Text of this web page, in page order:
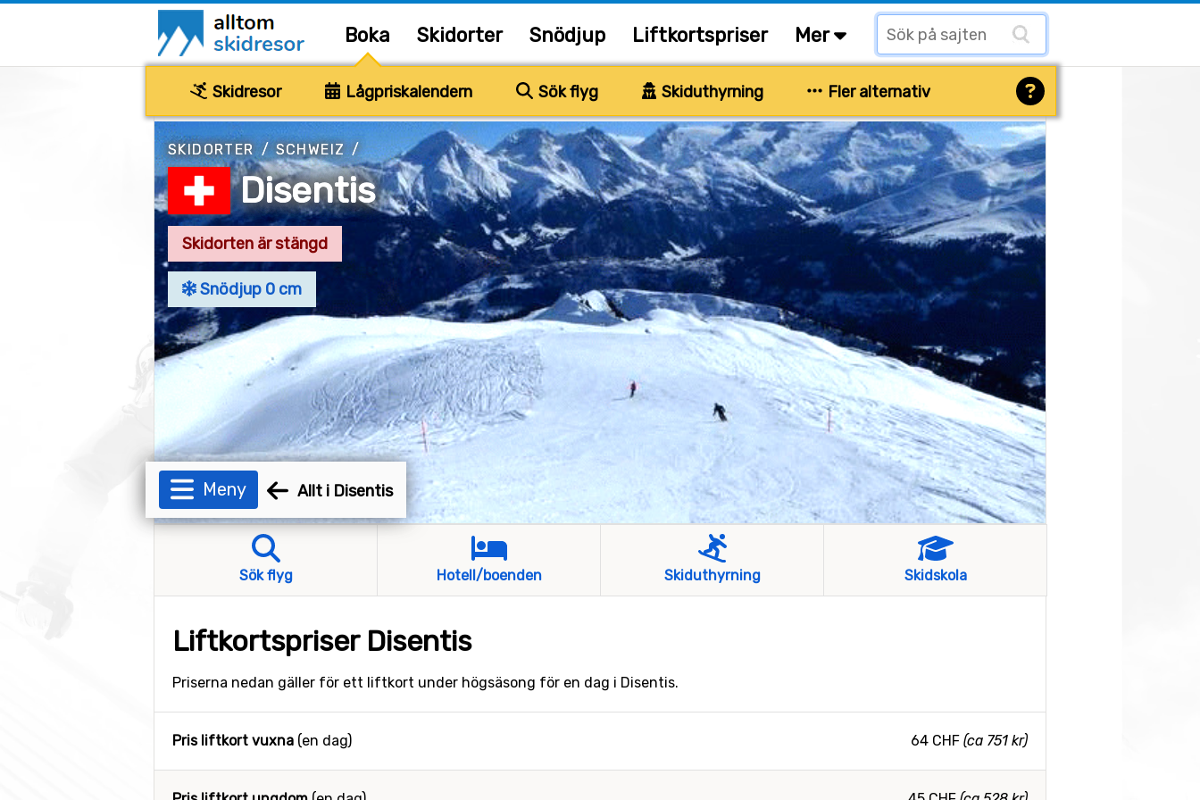
Boka Skidorter Snödjup Liftkortspriser Mer
Skidresor Lågpriskalendern Sök flyg Skiduthyrning Fler alternativ
SKIDORTER/ SCHWEIZ/
Disentis
Skidorten är stängd
Snödjup 0 cm
Meny Allt i Disentis
Sök flyg Hotell/boenden Skiduthyrning Skidskola
Liftkortspriser Disentis
Priserna nedan gäller för ett liftkort under högsäsong för en dag i Disentis.
64 CHF (ca 751 kr)
Pris liftkort vuxna (en dag)